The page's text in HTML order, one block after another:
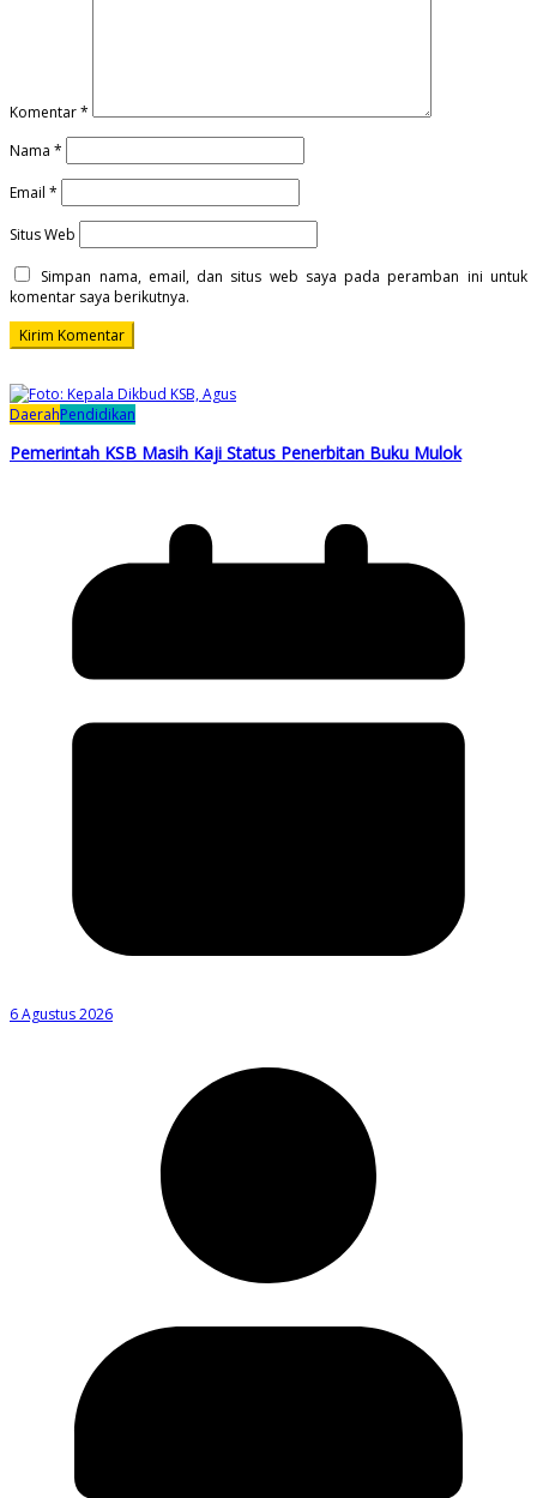
Komentar*
Nama *
Email *
Situs Web
Simpan nama, email, dan situs web saya pada peramban ini untuk
komentar saya berikutnya.
DaerahPendidikan
Pemerintah KSB Masih Kaji Status Penerbitan Buku Mulok
6 Agustus 2026